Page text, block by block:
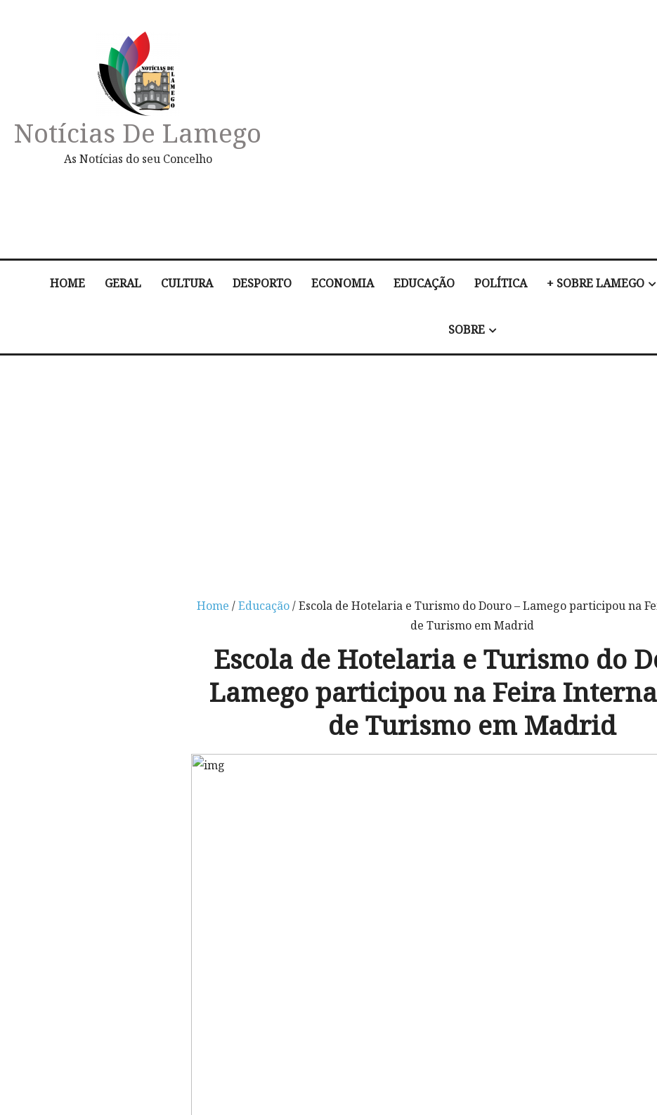
Notícias De Lamego
As Notícias do seu Concelho
HOME GERAL CULTURA DESPORTO ECONOMIA EDUCAÇÃO POLÍTICA + SOBRE LAMEGO
SOBRE
Home /Educação/ Escola de Hotelaria e Turismo do Douro – Lamego participou na
de Turismo em Madrid
Escola de Hotelaria e Turismo do
Lamego participou na Feira
de Turismo em Madrid